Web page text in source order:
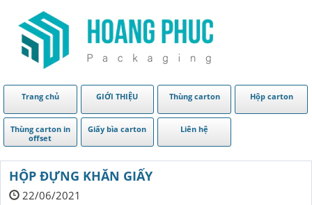
Trang chủ GIỚI THIỆU Thùng carton Hộp carton
Thùng carton in
offset
Giấy bìa carton Liên hệ
HỘP ĐỰNG KHĂN GIẤY
22/06/2021